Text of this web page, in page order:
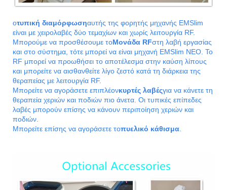
οτυπική διαμόρφωσηαυτής της φορητής μηχανής EMSlim
είναι με χειρολαβές δύο τεμαχίων και χωρίς λειτουργία RF.
Μπορούμε να προσθέσουμε τοΜονάδα RFστη λαβή εργασίας
και στο σύστημα, τότε μπορεί να είναι μηχανή EMSlim NEO. Το
RF μπορεί να προωθήσει το αποτέλεσμα στην καύση λίπους
και μπορείτε να αισθανθείτε λίγο ζεστό κατά τη διάρκεια της
θεραπείας με λειτουργία RF.
Μπορείτε να αγοράσετε επιπλέονκυρτές λαβέςγια να κάνετε τη
θεραπεία χεριών και ποδιών πιο άνετα. Οι τυπικές επίπεδες
λαβές μπορούν επίσης να κάνουν περιποίηση χεριών και
ποδιών.
Μπορείτε επίσης να αγοράσετε τοπυελικό κάθισμα